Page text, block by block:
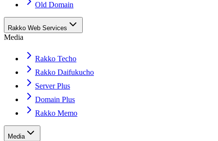
Old Domain
Rakko Web Services
Media
Rakko Techo
Rakko Daifukucho
Server Plus
Domain Plus
Rakko Memo
Media